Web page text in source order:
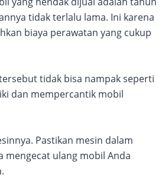
tidak terlalu lama. Ini karena
biaya perawatan yang cukup
tidak bisa nampak seperti
dan mempercantik mobil
Pastikan mesin dalam
mengecat ulang mobil Anda